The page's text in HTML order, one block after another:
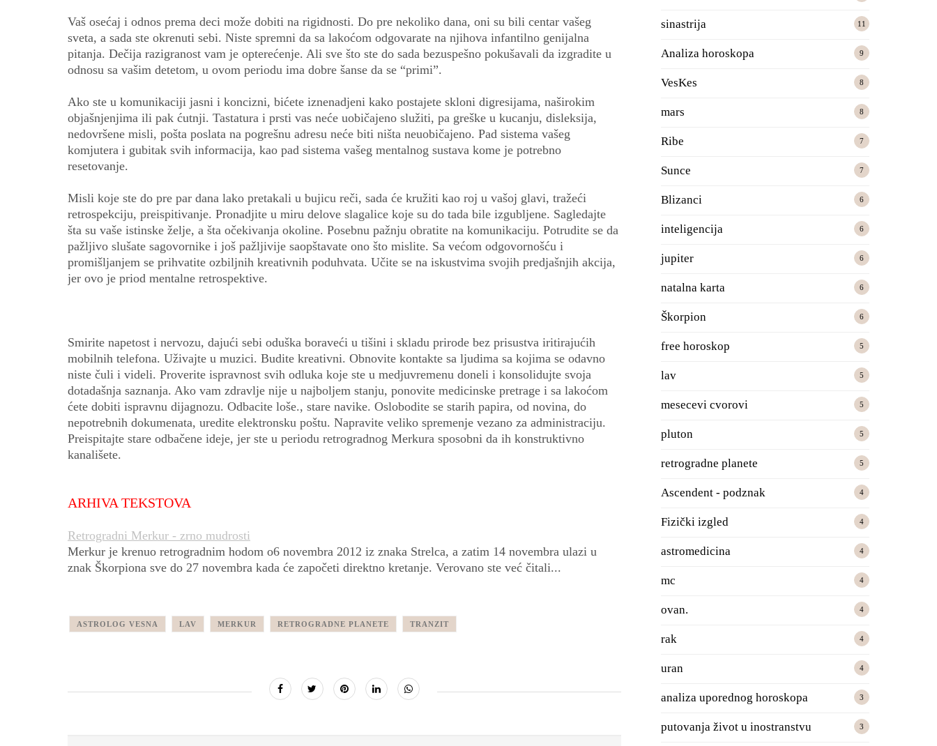
Vaš osećaj i odnos prema deci može dobiti na rigidnosti. Do pre nekoliko dana, oni su bili centar vašeg
sveta, a sada ste okrenuti sebi. Niste spremni da sa lakoćom odgovarate na njihova infantilno genijalna
pitanja. Dečija razigranost vam je opterećenje. Ali sve što ste do sada bezuspešno pokušavali da izgradite u
odnosu sa vašim detetom, u ovom periodu ima dobre šanse da se “primi”.
Ako ste u komunikaciji jasni i koncizni, bićete iznenadjeni kako postajete skloni digresijama, naširokim
objašnjenjima ili pak ćutnji. Tastatura i prsti vas neće uobičajeno služiti, pa greške u kucanju, disleksija,
nedovršene misli, pošta poslata na pogrešnu adresu neće biti ništa neuobičajeno. Pad sistema vašeg
komjutera i gubitak svih informacija, kao pad sistema vašeg mentalnog sustava kome je potrebno
resetovanje.
Misli koje ste do pre par dana lako pretakali u bujicu reči, sada će kružiti kao roj u vašoj glavi, tražeći
retrospekciju, preispitivanje. Pronadjite u miru delove slagalice koje su do tada bile izgubljene. Sagledajte
šta su vaše istinske želje, a šta očekivanja okoline. Posebnu pažnju obratite na komunikaciju. Potrudite se da
pažljivo slušate sagovornike i još pažljivije saopštavate ono što mislite. Sa većom odgovornošću i
promišljanjem se prihvatite ozbiljnih kreativnih poduhvata. Učite se na iskustvima svojih predjašnjih akcija,
jer ovo je priod mentalne retrospektive.
Smirite napetost i nervozu, dajući sebi oduška boraveći u tišini i skladu prirode bez prisustva iritirajućih
mobilnih telefona. Uživajte u muzici. Budite kreativni. Obnovite kontakte sa ljudima sa kojima se odavno
niste čuli i videli. Proverite ispravnost svih odluka koje ste u medjuvremenu doneli i konsolidujte svoja
dotadašnja saznanja. Ako vam zdravlje nije u najboljem stanju, ponovite medicinske pretrage i sa lakoćom
ćete dobiti ispravnu dijagnozu. Odbacite loše., stare navike. Oslobodite se starih papira, od novina, do
nepotrebnih dokumenata, uredite elektronsku poštu. Napravite veliko spremenje vezano za administraciju.
Preispitajte stare odbačene ideje, jer ste u periodu retrogradnog Merkura sposobni da ih konstruktivno
kanališete.
ARHIVA TEKSTOVA
Retrogradni Merkur - zrno mudrosti
Merkur je krenuo retrogradnim hodom o6 novembra 2012 iz znaka Strelca, a zatim 14 novembra ulazi u
znak Škorpiona sve do 27 novembra kada će započeti direktno kretanje. Verovano ste već čitali...
ASTROLOG VESNA LAV MERKUR RETROGRADNE PLANETE TRANZIT
sinastrija 11
Analiza horoskopa 9
VesKes 8
mars 8
Ribe 7
Sunce 7
Blizanci 6
inteligencija 6
jupiter 6
natalna karta 6
Škorpion 6
free horoskop 5
lav 5
mesecevi cvorovi 5
pluton 5
retrogradne planete 5
Ascendent - podznak 4
Fizički izgled 4
astromedicina 4
mc 4
ovan. 4
rak 4
uran 4
analiza uporednog horoskopa 3
putovanja život u inostranstvu 3